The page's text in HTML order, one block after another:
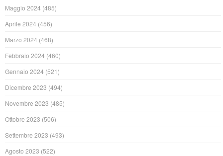
Maggio 2024 (485)
Aprile 2024 (456)
Marzo 2024 (468)
Febbraio 2024 (460)
Gennaio 2024 (521)
Dicembre 2023 (494)
Novembre 2023 (485)
Ottobre 2023 (506)
Settembre 2023 (493)
Agosto 2023 (522)